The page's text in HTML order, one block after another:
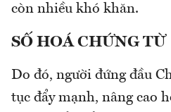
còn nhiều khó khăn.
SỐ HOÁ CHỨNG TỪ
Do đó, người đứng đầu
tục đẩy mạnh, nâng cao